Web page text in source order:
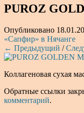
PUROZ
Опубликовано
«Сапфир» в Нячанге
← Предыдущий /
Коллагеновая сухая
Обратные ссылки
комментарий.